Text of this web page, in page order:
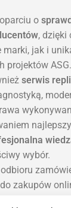
o
, dzięki
jak i
projektów ASG.
serwis
wybór.
zakupów